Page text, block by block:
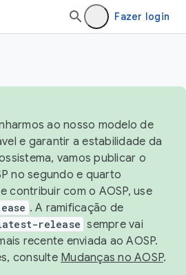
Fazer login
ao nosso modelo de
e garantir a estabilidade da
vamos publicar o
no segundo e quarto
contribuir com o AOSP, use
. A ramificação de
release sempre vai
recente enviada ao AOSP.
consulte Mudanças no AOSP.